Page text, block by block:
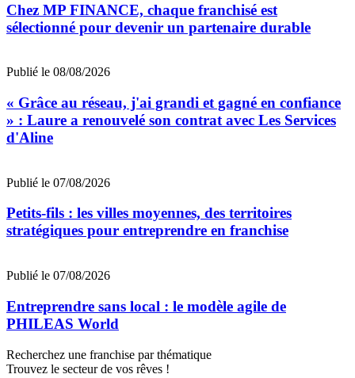
Chez MP FINANCE, chaque franchisé est
sélectionné pour devenir un partenaire durable
Publié le 08/08/2026
« Grâce au réseau, j'ai grandi et gagné en confiance
» : Laure a renouvelé son contrat avec Les Services
d'Aline
Publié le 07/08/2026
Petits-fils : les villes moyennes, des territoires
stratégiques pour entreprendre en franchise
Publié le 07/08/2026
Entreprendre sans local : le modèle agile de
PHILEAS World
Recherchez une franchise par thématique
Trouvez le secteur de vos rêves !